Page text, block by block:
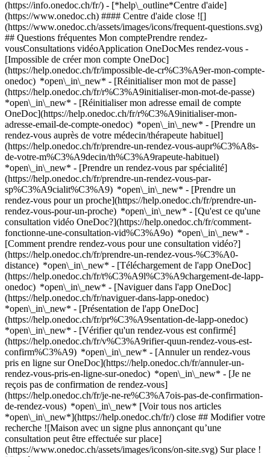
(https://info.onedoc.ch/fr/) - [*help\_outline*Centre d'aide]
(https://www.onedoc.ch) #### Centre d'aide close ![]
(https://www.onedoc.ch/assets/images/icons/frequent-questions.svg)
## Questions fréquentes Mon comptePrendre rendez-
vousConsultations vidéoApplication OneDocMes rendez-vous -
[Impossible de créer mon compte OneDoc]
(https://help.onedoc.ch/fr/impossible-de-cr%C3%A9er-mon-compte-
onedoc) *open\_in\_new* - [Réinitialiser mon mot de passe]
(https://help.onedoc.ch/fr/r%C3%A9initialiser-mon-mot-de-passe)
*open\_in\_new* - [Réinitialiser mon adresse email de compte
OneDoc](https://help.onedoc.ch/fr/r%C3%A9initialiser-mon-
adresse-email-de-compte-onedoc) *open\_in\_new* - [Prendre un
rendez-vous auprès de votre médecin/thérapeute habituel]
(https://help.onedoc.ch/fr/prendre-un-rendez-vous-aupr%C3%A8s-
de-votre-m%C3%A9decin/th%C3%A9rapeute-habituel)
*open\_in\_new* - [Prendre un rendez-vous par spécialité]
(https://help.onedoc.ch/fr/prendre-un-rendez-vous-par-
sp%C3%A9cialit%C3%A9) *open\_in\_new* - [Prendre un
rendez-vous pour un proche](https://help.onedoc.ch/fr/prendre-un-
rendez-vous-pour-un-proche) *open\_in\_new* - [Qu'est ce qu'une
consultation vidéo OneDoc?](https://help.onedoc.ch/fr/comment-
fonctionne-une-consultation-vid%C3%A9o) *open\_in\_new* -
[Comment prendre rendez-vous pour une consultation vidéo?]
(https://help.onedoc.ch/fr/prendre-un-rendez-vous-%C3%A0-
distance) *open\_in\_new* - [Téléchargement de l'app OneDoc]
(https://help.onedoc.ch/fr/t%C3%A9l%C3%A9chargement-de-lapp-
onedoc) *open\_in\_new* - [Naviguer dans l'app OneDoc]
(https://help.onedoc.ch/fr/naviguer-dans-lapp-onedoc)
*open\_in\_new* - [Présentation de l'app OneDoc]
(https://help.onedoc.ch/fr/pr%C3%A9sentation-de-lapp-onedoc)
*open\_in\_new* - [Vérifier qu'un rendez-vous est confirmé](https://help.onedoc.ch/fr/v%C3%A9rifier-quun-rendez-vous-est-confirm%C3%A9) *open\_in\_new* - [Annuler un rendez-vous pris en ligne sur OneDoc](https://help.onedoc.ch/fr/annuler-un-rendez-vous-pris-en-ligne-sur-onedoc) *open\_in\_new* - [Je ne reçois pas de confirmation de rendez-vous](https://help.onedoc.ch/fr/je-ne-re%C3%A7ois-pas-de-confirmation-de-rendez-vous) *open\_in\_new* [Voir tous nos articles *open\_in\_new*](https://help.onedoc.ch/fr/) close ## Modifier votre recherche ![Maison avec un signe plus annonçant qu’une consultation peut être effectuée sur place](https://www.onedoc.ch/assets/images/icons/on-site.svg) Sur place ![Caméra avec un symbole lecture annonçant qu’une consultation peut être effectuée à distance en vidéo](https://www.onedoc.ch/assets/images/icons/remote.svg) À distance Rechercher #### Spécialités #### Praticiens #### Établissements edit Gynécologue obstétricien à Olten tune Filtrer par Nouveaux patients*keyboard\_arrow\_down* - Acceptés*check\_circle* Langue parlée*keyboard\_arrow\_down* - Albanais*check\_circle* - Allemand*check\_circle* - Anglais*check\_circle* - Arabe*check\_circle* - Bosniaque*check\_circle* - Croate*check\_circle* - Espagnol*check\_circle* - Finnois*check\_circle* - Français*check\_circle* - Grec*check\_circle* - Hongrois*check\_circle* - Italien*check\_circle* - Luxembourgeois*check\_circle* - Macédonien*check\_circle* - Polonais*check\_circle* - Roumain*check\_circle* - Russe*check\_circle* - Serbe*check\_circle* - Slovaque*check\_circle* - Tchèque*check\_circle* - Turc*check\_circle* - Ukrainien*check\_circle* Sexe*keyboard\_arrow\_down* - Femme*check\_circle* - Homme*check\_circle* Réseau*keyboard\_arrow\_down* - Hirslanden*check\_circle* Disponibilité*keyboard\_arrow\_down* - Disponible aujourdhui*check\_circle* - Dans les 3 prochains jours*check\_circle* - Dans les 7 prochains jours*check\_circle* - Dans les 14 prochains jours*check\_circle* # Gynécologue obstétricien à Olten: prenez rendez-vous en ligne aujourd'hui ## 3 résultats à Olten [![Dr. med. Leila Naeve, gynécologue obstétricienne à Olten](https://assets.onedoc.ch/images/users/01763bc3b99472a9e44e7b8ad637e7e33327a6068c5dfad16c5a19d3a1edb641.png "Dr. med. Leila Naeve, gynécologue obstétricienne à Olten")](https://www.onedoc.ch/fr/gynecologue-obstetricienne/olten/psyc/dr-med-leila-naeve) ### [Dr. med. Leila Naeve](https://www.onedoc.ch/fr/gynecologue-obstetricienne/olten/psyc/dr-med-leila-naeve) ![Badge indiquant un profil vérifié](https://www.onedoc.ch/assets/images/icons/checkmark.svg) Gynécologue obstétricienne [Praxis im Winkel](https://www.onedoc.ch/fr/cabinet-medical/olten/emib/praxis-im-winkel) Bahnhofstrasse 7 4600 Olten ![Icône patient avec un signe plus annonçant que le professionnel accepte de nouveaux patients](https://www.onedoc.ch/assets/images/icons/new-patients.svg)Accepte les nouveaux patients [Réserver un RDV](https://www.onedoc.ch/fr/gynecologue-obstetricienne/olten/psyc/dr-med-leila-naeve) Expertises:[Dépistage du HPV | Frottis](https://www.onedoc.ch/fr/depistage-du-hpv-frottis/olten), [Contraception](https://www.onedoc.ch/fr/contraception/olten), [Procréation médicalement assistée | PMA](https://www.onedoc.ch/fr/procreation-medicalement-assistee-pma/olten), [Pilule contraceptive](https://www.onedoc.ch/fr/pilule-contraceptive/olten), [Planning familial](https://www.onedoc.ch/fr/planning-familial/olten), [Suivi de grossesse](https://www.onedoc.ch/fr/suivi-de-grossesse/olten), [Ménopause](https://www.onedoc.ch/fr/menopause/olten)Voir plus *chevron\_left* mar. 04 août *chevron\_right* Voir plus de rendez-vous *error\_outline* Une erreur s'est produite lors du chargement des disponibilités [Réessayer](https://www.onedoc.ch) Expertises:[Dépistage du HPV | Frottis](https://www.onedoc.ch/fr/depistage-du-hpv-frottis/olten), [Contraception](https://www.onedoc.ch/fr/contraception/olten), [Procréation médicalement assistée | PMA](https://www.onedoc.ch/fr/procreation-medicalement-assistee-pma/olten), [Pilule contraceptive](https://www.onedoc.ch/fr/pilule-contraceptive/olten), [Planning familial](https://www.onedoc.ch/fr/planning-familial/olten), [Suivi de grossesse](https://www.onedoc.ch/fr/suivi-de-grossesse/olten), [Ménopause](https://www.onedoc.ch/fr/menopause/olten)Voir plus [![Dr. med. Carolin Hecht-Kleine Wortmann, gynécologue obstétricienne à Olten](https://assets.onedoc.ch/images/users/8183317bd0fbac8e135d6068c50168701a5bd8481548b35fe39911905d034b52-small.jpg "Dr. med. Carolin Hecht-Kleine Wortmann, gynécologue obstétricienne à Olten")](https://www.onedoc.ch/fr/gynecologue-obstetricienne/olten/pcz5r/dr-med-carolin-hecht-kleine-wortmann) ### [Dr. med. Carolin Hecht-Kleine Wortmann](https://www.onedoc.ch/fr/gynecologue-obstetricienne/olten/pcz5r/dr-med-carolin-hecht-kleine-wortmann) ![Badge indiquant un profil vérifié](https://www.onedoc.ch/assets/images/icons/checkmark.svg) Gynécologue obstétricienne [gynhealth Olten](https://www.onedoc.ch/fr/groupe-medical/olten/ebd0n/gynhealth-olten) Frohburgstrasse 20 4600 Olten ![Icône patient avec un signe plus annonçant que le professionnel accepte de nouveaux patients](https://www.onedoc.ch/assets/images/icons/new-patients.svg)Accepte les nouveaux patients [Réserver un RDV](https://www.onedoc.ch/fr/gynecologue-obstetricienne/olten/pcz5r/dr-med-carolin-hecht-kleine-wortmann) Expertises:[Gynécologie esthétique](https://www.onedoc.ch/fr/gynecologie-esthetique/olten), [Infection urinaire | Cystite](https://www.onedoc.ch/fr/infection-urinaire-cystite/olten), [Spécialiste du sein](https://www.onedoc.ch/fr/specialiste-du-sein/olten), [Contraception d'urgence](https://www.onedoc.ch/fr/contraception-d-urgence/olten), [Mesure du taux de fer | Ferritine](https://www.onedoc.ch/fr/mesure-du-taux-de-fer-ferritine/olten), [Vaccination Papillomavirus Humain (HPV)](https://www.onedoc.ch/fr/vaccination-papillomavirus-humain-hpv/olten), [Urgence gynécologique](https://www.onedoc.ch/fr/urgence-gynecologique/olten), [Planning familial](https://www.onedoc.ch/fr/planning-familial/olten), [Dépistage du HPV | Frottis](https://www.onedoc.ch/fr/depistage-du-hpv-frottis/olten), [Pilule contraceptive](https://www.onedoc.ch/fr/pilule-contraceptive/olten), [Mycose vaginale](https://www.onedoc.ch/fr/mycose-vaginale/olten), [Contraception](https://www.onedoc.ch/fr/contraception/olten)Voir plus *chevron\_left* mar. 04 août *chevron\_right* Voir plus de rendez-vous *error\_outline* Une erreur s'est produite lors du chargement des disponibilités [Réessayer](https://www.onedoc.ch) Expertises:[Gynécologie esthétique](https://www.onedoc.ch/fr/gynecologie-esthetique/olten), [Infection urinaire | Cystite](https://www.onedoc.ch/fr/infection-urinaire-cystite/olten), [Spécialiste du sein](https://www.onedoc.ch/fr/specialiste-du-sein/olten), [Contraception d'urgence](https://www.onedoc.ch/fr/contraception-d-urgence/olten), [Mesure du taux de fer | Ferritine](https://www.onedoc.ch/fr/mesure-du-taux-de-fer-ferritine/olten), [Vaccination Papillomavirus Humain (HPV)](https://www.onedoc.ch/fr/vaccination-papillomavirus-humain-hpv/olten), [Urgence gynécologique](https://www.onedoc.ch/fr/urgence-gynecologique/olten), [Planning familial](https://www.onedoc.ch/fr/planning-familial/olten), [Dépistage du HPV | Frottis](https://www.onedoc.ch/fr/depistage-du-hpv-frottis/olten), [Pilule contraceptive](https://www.onedoc.ch/fr/pilule-contraceptive/olten), [Mycose vaginale](https://www.onedoc.ch/fr/mycose-vaginale/olten), [Contraception](https://www.onedoc.ch/fr/contraception/olten)Voir plus [![Dr. med. Lidija Stevanovic, gynécologue obstétricienne à Olten](https://assets.onedoc.ch/images/users/db7c5cec03817252ed70e26ebc47fe9dcb902ed94b34b4b322cfd36fb5f5ece6-small.jpg "Dr. med. Lidija Stevanovic, gynécologue obstétricienne à Olten")](https://www.onedoc.ch/fr/gynecologue-obstetricienne/olten/pcz5q/dr-med-lidija-stevanovic) ### [Dr. med. Lidija Stevanovic](https://www.onedoc.ch/fr/gynecologue-obstetricienne/olten/pcz5q/dr-med-lidija-stevanovic) ![Badge indiquant un profil vérifié](https://www.onedoc.ch/assets/images/icons/checkmark.svg) Gynécologue obstétricienne [gynhealth Olten](https://www.onedoc.ch/fr/groupe-medical/olten/ebd0n/gynhealth-olten) Frohburgstrasse 20 4600 Olten ![Icône patient avec un signe plus annonçant que le professionnel accepte de nouveaux patients](https://www.onedoc.ch/assets/images/icons/new-patients.svg)Accepte les nouveaux patients [Réserver un RDV](https://www.onedoc.ch/fr/gynecologue-obstetricienne/olten/pcz5q/dr-med-lidija-stevanovic) Expertises:[Gynécologie esthétique](https://www.onedoc.ch/fr/gynecologie-esthetique/olten), [Infection urinaire | Cystite](https://www.onedoc.ch/fr/infection-urinaire-cystite/olten), [Spécialiste du sein](https://www.onedoc.ch/fr/specialiste-du-sein/olten), [Contraception d'urgence](https://www.onedoc.ch/fr/contraception-d-urgence/olten), [Mesure du taux de fer | Ferritine](https://www.onedoc.ch/fr/mesure-du-taux-de-fer-ferritine/olten), [Vaccination Papillomavirus Humain (HPV)](https://www.onedoc.ch/fr/vaccination-papillomavirus-humain-hpv/olten), [Urgence gynécologique](https://www.onedoc.ch/fr/urgence-gynecologique/olten), [Planning familial](https://www.onedoc.ch/fr/planning-familial/olten), [Dépistage du HPV | Frottis](https://www.onedoc.ch/fr/depistage-du-hpv-frottis/olten), [Pilule contraceptive](https://www.onedoc.ch/fr/pilule-contraceptive/olten), [Mycose vaginale](https://www.onedoc.ch/fr/mycose-vaginale/olten), [Contraception](https://www.onedoc.ch/fr/contraception/olten)Voir plus *chevron\_left* mar. 04 août *chevron\_right* Voir plus de rendez-vous *error\_outline* Une erreur s'est produite lors du chargement des disponibilités [Réessayer](https://www.onedoc.ch) Expertises:[Gynécologie esthétique](https://www.onedoc.ch/fr/gynecologie-esthetique/olten), [Infection urinaire | Cystite](https://www.on